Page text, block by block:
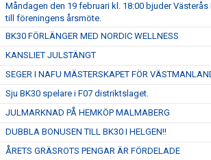
Måndagen den 19 februari kl. 18:00 bjuder Västerås
till föreningens årsmöte.
BK30 FÖRLÄNGER MED NORDIC WELLNESS
KANSLIET JULSTÄNGT
SEGER I NAFU MÄSTERSKAPET FÖR
Sju BK30 spelare i F07 distriktslaget.
JULMARKNAD PÅ HEMKÖP MALMABERG
DUBBLA BONUSEN TILL BK30 I HELGEN!!
ÅRETS GRÄSROTS PENGAR ÄR FÖRDELADE